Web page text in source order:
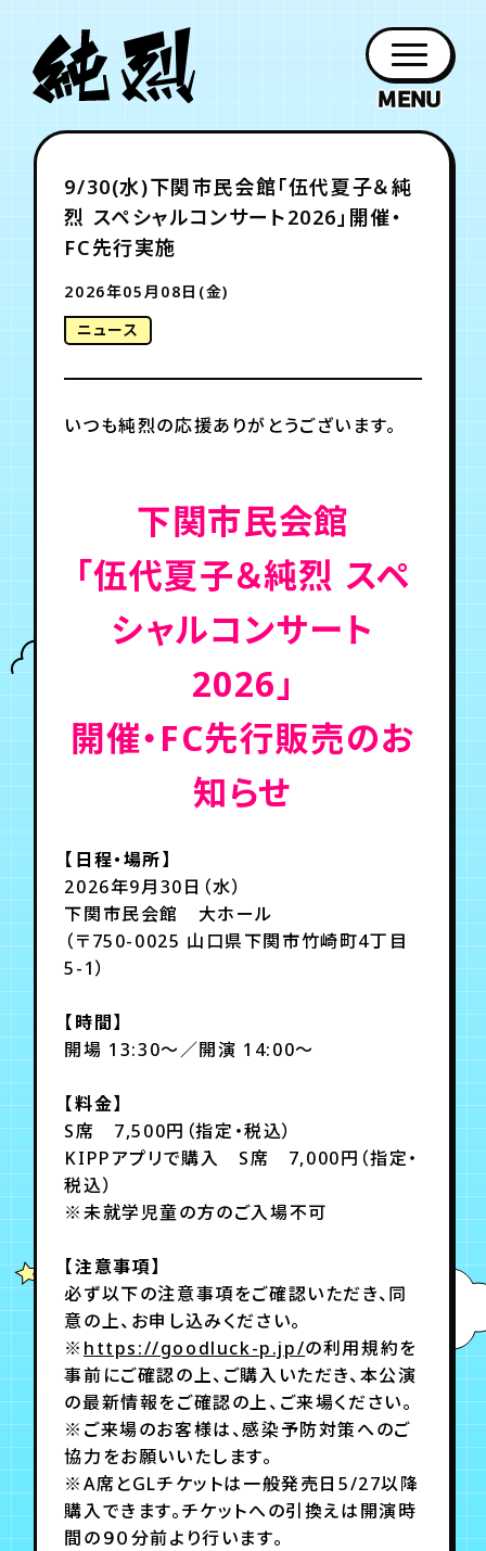
お知らせ
NEWS
日程 チケット
TICKET
紹介
PROFILE
作品 日記
BLOG
グッズ
GOODS
ホーム
ファン
クラブ
会員登録 ログイン
TICKET
お知らせ
FC NEWS MOVIE
会員登録 ログイン
会員登録 ログイン
チケット
FC TICKET
お知らせ
月会員制ファンクラブ
9/30(水)下関市民会館「伍代夏子＆純
烈 スペシャルコンサート2026」開催・
FC先行実施
2026年05月08日(金)
ニュース
いつも純烈の応援ありがとうございます。
下関市民会館
「伍代夏子＆純烈 スペ
シャルコンサート
2026」
開催・FC先行販売のお
知らせ
【日程・場所】
2026年9月30日（水）
下関市民会館 大ホール
（〒750-0025 山口県下関市竹崎町4丁目
5-1）
【時間】
開場 13:30～／開演 14:00～
【料金】
S席 7,500円（指定・税込）
KIPPアプリで購入 S席 7,000円（指定・
税込）
※未就学児童の方のご入場不可
【注意事項】
必ず以下の注意事項をご確認いただき、同
意の上、お申し込みください。
※ https://goodluck-p.jp/の利用規約を
事前にご確認の上、ご購入いただき、本公演
の最新情報をご確認の上、ご来場ください。
※ご来場のお客様は、感染予防対策へのご
協力をお願いいたします。
※A席とGLチケットは一般発売日5/27以降
購入できます。チケットへの引換えは開演時
間の９０分前より行います。